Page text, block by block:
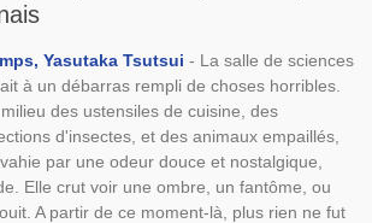
Yasutaka Tsutsui - La salle de sciences
à un débarras rempli de choses horribles.
des ustensiles de cuisine, des
d'insectes, et des animaux empaillés,
par une odeur douce et nostalgique,
Elle crut voir une ombre, un fantôme, ou
A partir de ce moment-là, plus rien ne fut